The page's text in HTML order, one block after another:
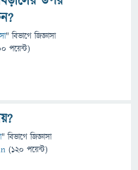
" বিভাগে জিজ্ঞাসা
পয়েন্ট)
" বিভাগে জিজ্ঞাসা
(120 পয়েন্ট)